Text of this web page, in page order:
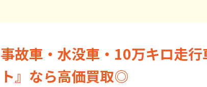
事故車・水没車・10万キロ走
ト』なら高価買取◎